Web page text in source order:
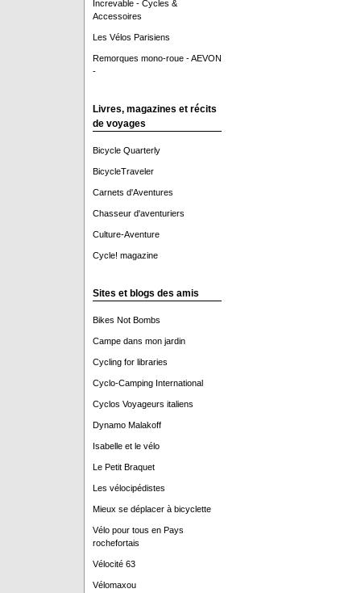
Increvable - Cycles &
Accessoires
Les Vélos Parisiens
Remorques mono-roue - AEVON
-
Livres, magazines et récits
de voyages
Bicycle Quarterly
BicycleTraveler
Carnets d'Aventures
Chasseur d'aventuriers
Culture-Aventure
Cycle! magazine
Sites et blogs des amis
Bikes Not Bombs
Campe dans mon jardin
Cycling for libraries
Cyclo-Camping International
Cyclos Voyageurs italiens
Dynamo Malakoff
Isabelle et le vélo
Le Petit Braquet
Les vélocipédistes
Mieux se déplacer à bicyclette
Vélo pour tous en Pays
rochefortais
Vélocité 63
Vélomaxou